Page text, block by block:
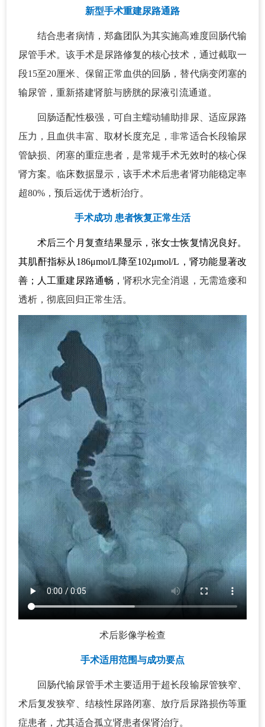
新型手术重建尿路通路
结合患者病情，郑鑫团队为其实施高难度回肠代输
尿管手术。该手术是尿路修复的核心技术，通过截取一
段15至20厘米、保留正常血供的回肠，替代病变闭塞的
输尿管，重新搭建肾脏与膀胱的尿液引流通道。
回肠适配性极强，可自主蠕动辅助排尿、适应尿路
压力，且血供丰富、取材长度充足，非常适合长段输尿
管缺损、闭塞的重症患者，是常规手术无效时的核心保
肾方案。临床数据显示，该手术术后患者肾功能稳定率
超80%，预后远优于透析治疗。
手术成功 患者恢复正常生活
术后三个月复查结果显示，张女士恢复情况良好。
其肌酐指标从186μmol/L降至102μmol/L，肾功能显著改
善；人工重建尿路通畅， 肾积水完全消退，无需造瘘和
透析，彻底回归正常生活。
术后影像学检查
手术适用范围与成功要点
回肠代输尿管手术主要适用于超长段输尿管狭窄、
术后复发狭窄、结核性尿路闭塞、放疗后尿路损伤等重
症患者，尤其适合孤立肾患者保肾治疗。